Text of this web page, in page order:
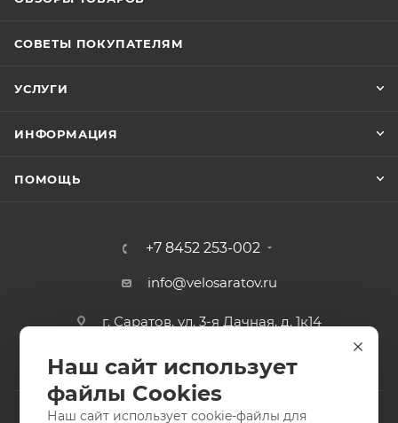
СОВЕТЫ ПОКУПАТЕЛЯМ
УСЛУГИ
ИНФОРМАЦИЯ
ПОМОЩЬ
+7 8452 253-002
info@velosaratov.ru
г. Саратов, ул. 3-я Дачная, д. 1к14
Наш сайт использует
файлы Cookies
Наш сайт использует cookie-файлы для